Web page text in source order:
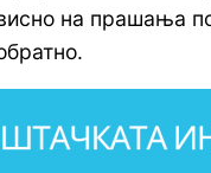
на прашања